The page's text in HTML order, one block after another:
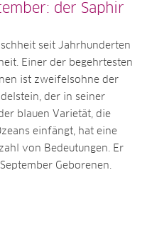
der Saphir
seit Jahrhunderten
Einer der begehrtesten
ist zweifelsohne der
der in seiner
blauen Varietät, die
einfängt, hat eine
von Bedeutungen. Er
Geborenen.